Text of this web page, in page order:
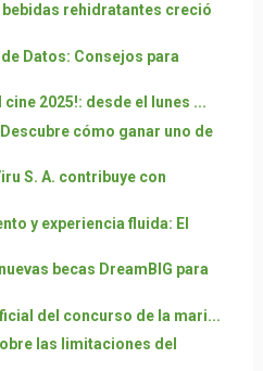
bebidas rehidratantes creció
Datos: Consejos para
cine 2025!: desde el lunes ...
cómo ganar uno de
S. A. contribuye con
y experiencia fluida: El
becas DreamBIG para
del concurso de la mari...
las limitaciones del